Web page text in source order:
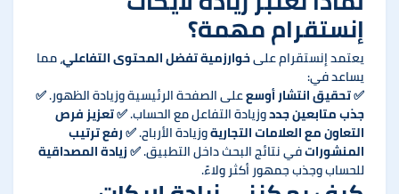
إنستقرام مهمة؟
يعتمد إنستقرام علىخوارزمية تفضل المحتوى التفاعلي، مما
يساعد في:
✅تحقيق انتشار أوسععلى الصفحة الرئيسية وزيادة الظهور. ✅
جذب متابعين جددوزيادة التفاعل مع الحساب. ✅تعزيز فرص
التعاون مع العلامات التجاريةوزيادة الأرباح. ✅رفع ترتيب
المنشوراتفي نتائج البحث داخل التطبيق. ✅زيادة المصداقية
للحساب وجذب جمهور أكثر ولاءً.